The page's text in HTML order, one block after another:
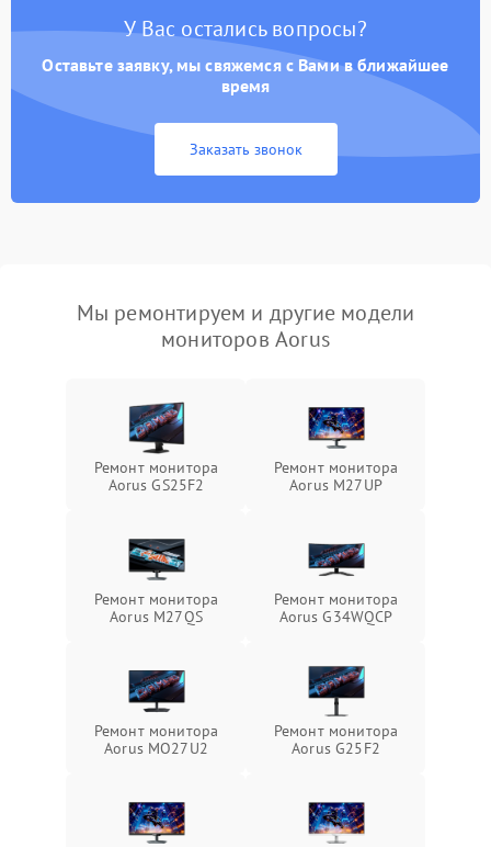
У Вас остались вопросы?
Оставьте заявку, мы свяжемся с Вами в ближайшее
время
Заказать звонок
Мы ремонтируем и другие модели
мониторов Aorus
Ремонт монитора
Aorus GS25F2
Ремонт монитора
Aorus M27UP
Ремонт монитора
Aorus M27QS
Ремонт монитора
Aorus G34WQCP
Ремонт монитора
Aorus MO27U2
Ремонт монитора
Aorus G25F2